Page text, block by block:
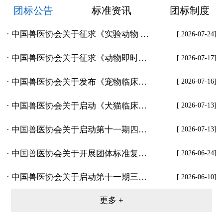
团标公告 标准资讯 团标制度
· 中国兽医协会关于征求《实验动物 无特定病原体（高标准）小鼠微生物、寄生虫学等级及监测》等19项团体标准意见的通知 [ 2026-07-24]
· 中国兽医协会关于征求《动物即时检验（POCT）质量和能力要求》等2项团体标准意见的通知 [ 2026-07-17]
· 中国兽医协会关于发布《宠物临床给药查对操作规范》等4项团体标准的公告 [ 2026-07-16]
· 中国兽医协会关于启动《犬猫临床输血技术规范》等2项团体标准修订工作的通知 [ 2026-07-13]
· 中国兽医协会关于启动第十一期四次和五次团体标准立项项目起草工作的通知 [ 2026-07-13]
· 中国兽医协会关于开展团体标准复审工作的通知 [ 2026-06-24]
· 中国兽医协会关于启动第十一期三次团体标准立项项目起草工作的通知 [ 2026-06-10]
更多 +